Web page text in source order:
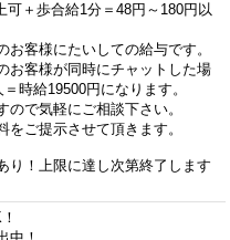
可＋歩合給1分＝48円～180円以
客様にたいしての給与です。
お客様が同時にチャットした場
時給19500円になります。
で気軽にご相談下さい。
ご提示させて頂きます。
り！上限に達し次第終了します